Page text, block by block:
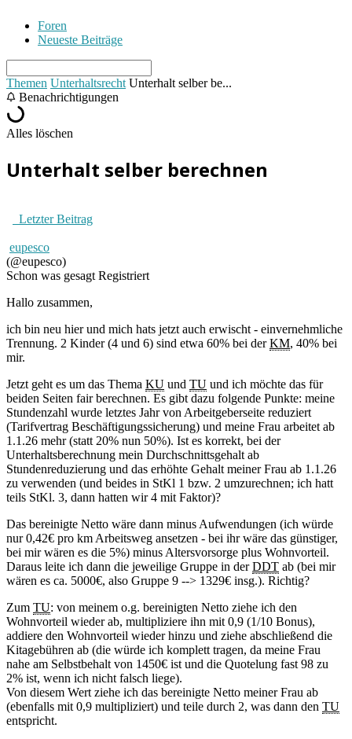
Foren
Neueste Beiträge
Themen Unterhaltsrecht Unterhalt selber be...
Benachrichtigungen
Alles löschen
Unterhalt selber berechnen
Letzter Beitrag
eupesco
(@eupesco)
Schon was gesagt Registriert
Hallo zusammen,
ich bin neu hier und mich hats jetzt auch erwischt - einvernehmliche
Trennung. 2 Kinder (4 und 6) sind etwa 60% bei derKM, 40% bei
mir.
Jetzt geht es um das Thema KU und TU und ich möchte das für
beiden Seiten fair berechnen. Es gibt dazu folgende Punkte: meine
Stundenzahl wurde letztes Jahr von Arbeitgeberseite reduziert
(Tarifvertrag Beschäftigungssicherung) und meine Frau arbeitet ab
1.1.26 mehr (statt 20% nun 50%). Ist es korrekt, bei der
Unterhaltsberechnung mein Durchschnittsgehalt ab
Stundenreduzierung und das erhöhte Gehalt meiner Frau ab 1.1.26
zu verwenden (und beides in StKl 1 bzw. 2 umzurechnen; ich hatt
teils StKl. 3, dann hatten wir 4 mit Faktor)?
Das bereinigte Netto wäre dann minus Aufwendungen (ich würde
nur 0,42€ pro km Arbeitsweg ansetzen - bei ihr wäre das günstiger,
bei mir wären es die 5%) minus Altersvorsorge plus Wohnvorteil.
Daraus leite ich dann die jeweilige Gruppe in derDDT ab (bei mir
wären es ca. 5000€, also Gruppe 9 --> 1329€ insg.). Richtig?
Zum TU: von meinem o.g. bereinigten Netto ziehe ich den
Wohnvorteil wieder ab, multipliziere ihn mit 0,9 (1/10 Bonus),
addiere den Wohnvorteil wieder hinzu und ziehe abschließend die
Kitagebühren ab (die würde ich komplett tragen, da meine Frau
nahe am Selbstbehalt von 1450€ ist und die Quotelung fast 98 zu
2% ist, wenn ich nicht falsch liege).
Von diesem Wert ziehe ich das bereinigte Netto meiner Frau ab
(ebenfalls mit 0,9 multipliziert) und teile durch 2, was dann den TU
entspricht.